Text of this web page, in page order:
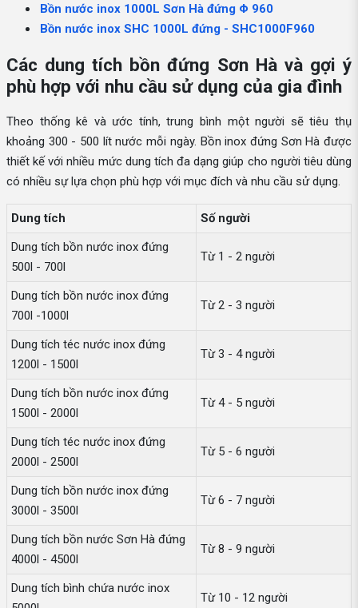
Bồn nước inox 1000L Sơn Hà đứng Φ 960
Bồn nước inox SHC 1000L đứng - SHC1000F960
Các dung tích bồn đứng Sơn Hà và gợi ý
phù hợp với nhu cầu sử dụng của gia đình
Theo thống kê và ước tính, trung bình một người sẽ tiêu thụ
khoảng 300 - 500 lít nước mỗi ngày. Bồn inox đứng Sơn Hà được
thiết kế với nhiều mức dung tích đa dạng giúp cho người tiêu dùng
có nhiều sự lựa chọn phù hợp với mục đích và nhu cầu sử dụng.
Dung tích
Số người
Dung tích bồn nước inox đứng
500l - 700l
Từ 1 - 2 người
Dung tích bồn nước inox đứng
700l -1000l
Từ 2 - 3 người
Dung tích téc nước inox đứng
1200l - 1500l
Từ 3 - 4 người
Dung tích bồn nước inox đứng
1500l - 2000l
Từ 4 - 5 người
Dung tích téc nước inox đứng
2000l - 2500l
Từ 5 - 6 người
Dung tích bồn nước inox đứng
3000l - 3500l
Từ 6 - 7 người
Dung tích bồn nước Sơn Hà đứng
4000l - 4500l
Từ 8 - 9 người
Dung tích bình chứa nước inox
Từ 10 - 12 người